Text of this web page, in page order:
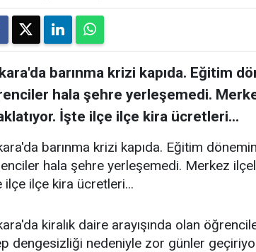
barınma krizi kapıda. Eğitim
hala şehre yerleşemedi.
İşte ilçe ilçe kira ücretleri...
barınma krizi kapıda. Eğitim
hala şehre yerleşemedi. Merkez
ilçe ilçe kira ücretleri...
kiralık daire arayışında olan
dengesizliği nedeniyle zor günler